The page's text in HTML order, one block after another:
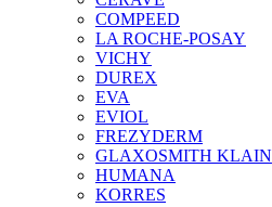
COMPEED
LA ROCHE-POSAY
VICHY
DUREX
EVA
EVIOL
FREZYDERM
GLAXOSMITH KLAIN
HUMANA
KORRES